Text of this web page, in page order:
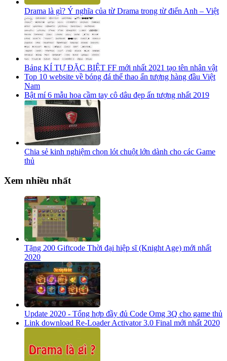
Drama là gì? Ý nghĩa của từ Drama trong từ điển Anh – Việt
Bảng KÍ TỰ ĐẶC BIỆT FF mới nhất 2021 tạo tên nhân vật
Top 10 website về bóng đá thể thao ấn tượng hàng đầu Việt
Nam
Bật mí 6 mẫu hoa cầm tay cô dâu đẹp ấn tượng nhất 2019
Chia sẻ kinh nghiệm chọn lót chuột lớn dành cho các Game
thủ
Xem nhiều nhất
Tặng 200 Giftcode Thời đại hiệp sĩ (Knight Age) mới nhất
2020
Update 2020 - Tổng hợp đầy đủ Code Omg 3Q cho game thủ
Link download Re-Loader Activator 3.0 Final mới nhất 2020